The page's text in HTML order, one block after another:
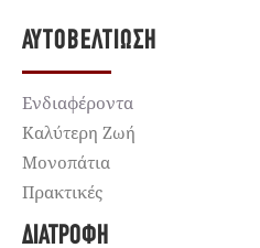
ΑΥΤΟΒΕΛΤΊΩΣΗ
Ενδιαφέροντα
Καλύτερη Ζωή
Μονοπάτια
Πρακτικές
ΔΙΑΤΡΟΦΉ